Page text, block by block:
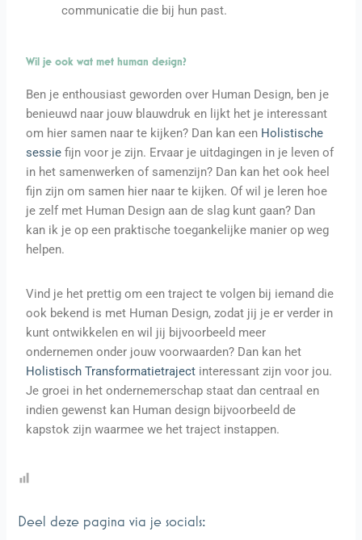
communicatie die bij hun past.
Wil je ook wat met human design?
Ben je enthousiast geworden over Human Design, ben je
benieuwd naar jouw blauwdruk en lijkt het je interessant
om hier samen naar te kijken? Dan kan een Holistische
sessie fijn voor je zijn. Ervaar je uitdagingen in je leven of
in het samenwerken of samenzijn? Dan kan het ook heel
fijn zijn om samen hier naar te kijken. Of wil je leren hoe
je zelf met Human Design aan de slag kunt gaan? Dan
kan ik je op een praktische toegankelijke manier op weg
helpen.
Vind je het prettig om een traject te volgen bij iemand die
ook bekend is met Human Design, zodat jij je er verder in
kunt ontwikkelen en wil jij bijvoorbeeld meer
ondernemen onder jouw voorwaarden? Dan kan het
Holistisch Transformatietraject interessant zijn voor jou.
Je groei in het ondernemerschap staat dan centraal en
indien gewenst kan Human design bijvoorbeeld de
kapstok zijn waarmee we het traject instappen.
Deel deze pagina via je socials: